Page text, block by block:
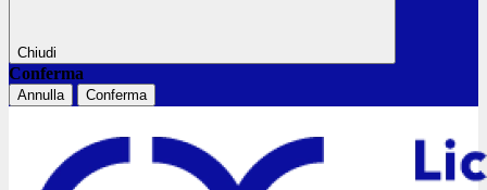
Chiudi
Conferma
Annulla Conferma